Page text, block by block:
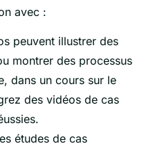
avec :
peuvent illustrer des
montrer des processus
dans un cours sur le
des vidéos de cas
études de cas